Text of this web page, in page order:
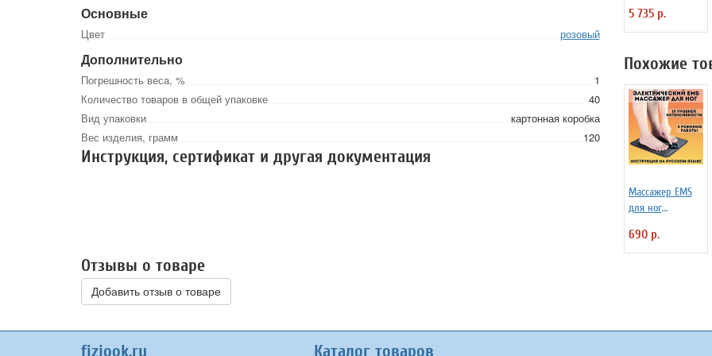
Основные
Цвет розовый
Дополнительно
Погрешность веса, %
1
Количество товаров в общей упаковке
40
Вид упаковки
картонная коробка
Вес изделия, грамм
120
Инструкция, сертификат и другая документация
5 735 р.
Похожие
Массажер EMS
для ног
ANYSMART
коврик, 8
690 р.
Отзывы о товаре
Добавить отзыв о товаре
fiziook.ru Каталог товаров